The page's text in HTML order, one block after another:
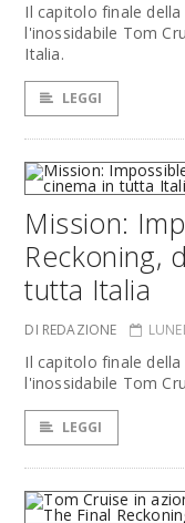
Il capitolo finale
l'inossidabile Tom
Italia.
LEGGI
Mission:
Reckoning,
tutta Italia
DI REDAZIONE
Il capitolo finale
l'inossidabile Tom
LEGGI